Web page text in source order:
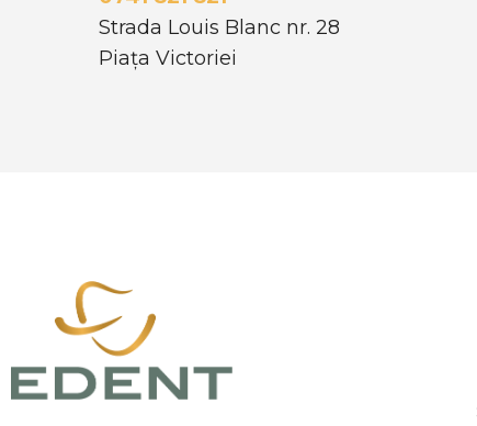
Strada Louis Blanc nr. 28
Piața Victoriei